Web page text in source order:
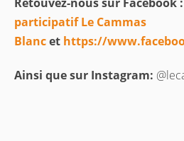
participatif Le Cammas
Blancet https://
Ainsi que sur Instagram: